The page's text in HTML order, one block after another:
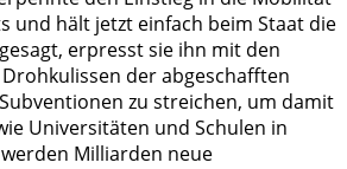
und hält jetzt einfach beim Staat die
erpresst sie ihn mit den
der abgeschafften
zu streichen, um damit
Universitäten und Schulen in
Milliarden neue